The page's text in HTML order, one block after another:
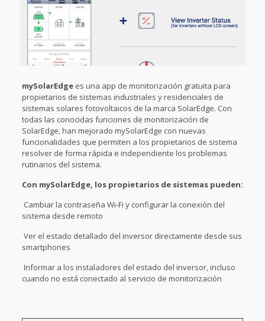
mySolarEdgees una app de monitorización gratuita para
propietarios de sistemas industriales y residenciales de
sistemas solares fotovoltaicos de la marca SolarEdge. Con
todas las conocidas funciones de monitorización de
SolarEdge, han mejorado mySolarEdge con nuevas
funcionalidades que permiten a los propietarios de sistema
resolver de forma rápida e independiente los problemas
rutinarios del sistema.
Con mySolarEdge, los propietarios de sistemas pueden:
Cambiar la contraseña Wi-Fi y configurar la conexión del
sistema desde remoto
Ver el estado detallado del inversor directamente desde sus
smartphones
Informar a los instaladores del estado del inversor, incluso
cuando no está conectado al servicio de monitorización